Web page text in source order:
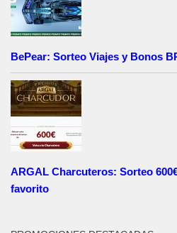
BePear: Sorteo Viajes y Bonos
ARGAL Charcuteros: Sorteo
favorito